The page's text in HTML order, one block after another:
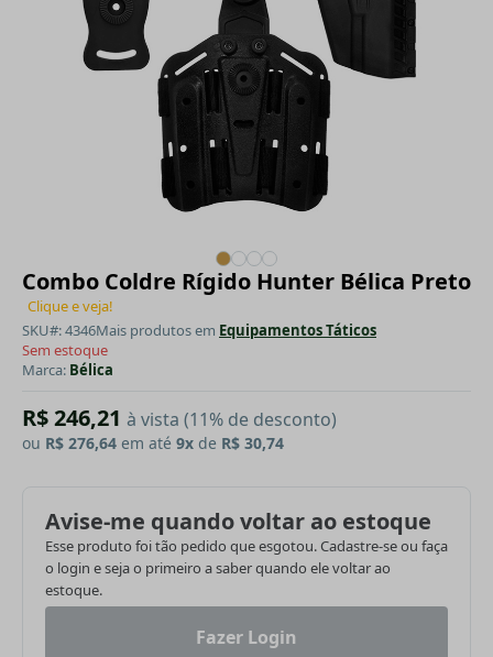
Combo Coldre Rígido Hunter Bélica Preto
Clique e veja!
SKU#: 4346Mais produtos em Equipamentos Táticos
Sem estoque
Marca: Bélica
R$ 246,21 à vista (11% de desconto)
ou R$ 276,64 em até 9x de R$ 30,74
Avise-me quando voltar ao estoque
Esse produto foi tão pedido que esgotou. Cadastre-se ou faça
o login e seja o primeiro a saber quando ele voltar ao
estoque.
Fazer Login